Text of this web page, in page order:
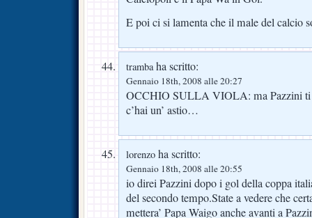
E poi ci si lamenta che il male del calcio
trambaha scritto:
Gennaio 18th, 2008 alle 20:27
OCCHIO SULLA VIOLA: ma Pazzini ti
c’hai un’ astio…
lorenzo ha scritto:
Gennaio 18th, 2008 alle 20:55
io direi Pazzini dopo i gol della coppa
del secondo tempo.State a vedere che
mettera’ Papa Waigo anche avanti a